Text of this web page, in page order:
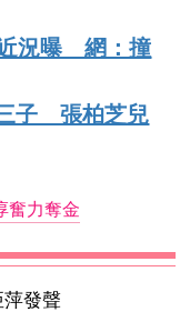
況曝 網：撞
子 張柏芝兒
奮力奪金
發聲